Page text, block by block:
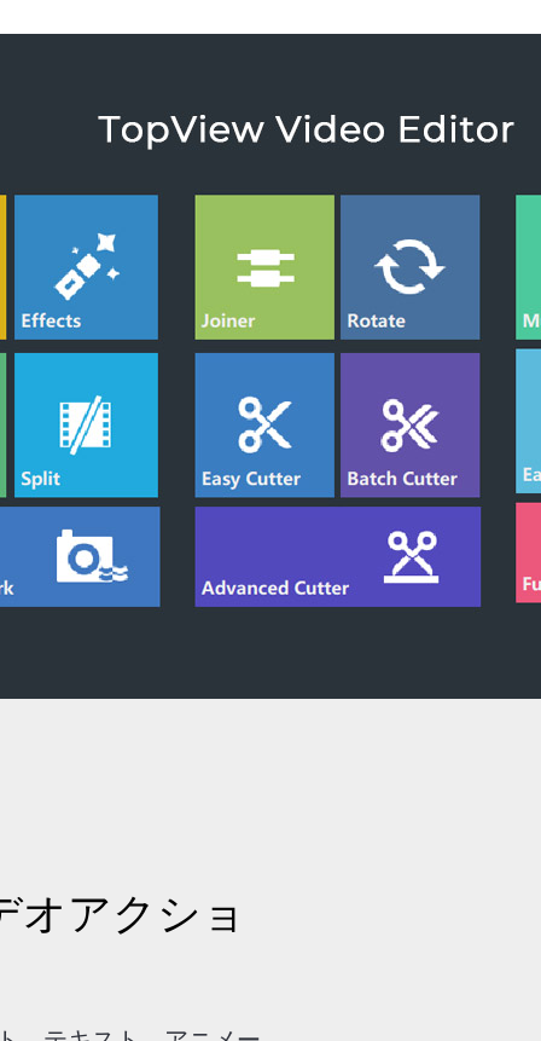
オアクショ